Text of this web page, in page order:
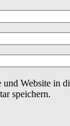
Website in
speichern.